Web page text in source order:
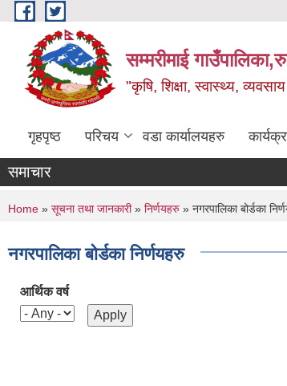
Skip to main content
सम्मरीमाई
"कृषि, शिक्षा, स्वास्थ्य,
गृहपृष्ठ परिचय वडा कार्यालयहरु
समाचार
You are here
Home » सूचना तथा जानकारी» निर्णयहरु » नगरपालिका बोर्डका
नगरपालिका बोर्डका निर्णयहरु
आर्थिक वर्ष